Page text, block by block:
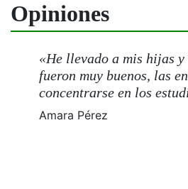
Opiniones
«He llevado a mis hijas
fueron muy buenos, las
concentrarse en los
Amara Pérez